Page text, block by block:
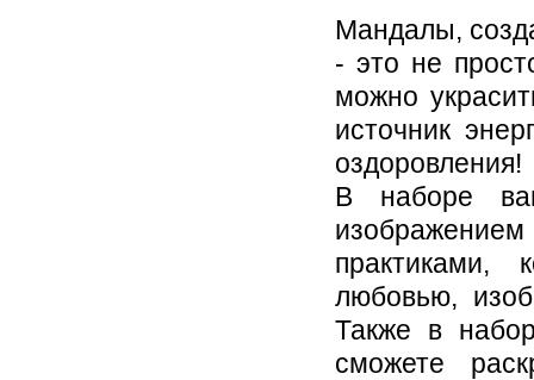
Мандалы,
- это не
можно
источник
оздоровления!
В наборе
практиками,
любовью,
Также в
сможете